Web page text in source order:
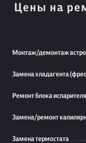
Цены на
Монтаж/демонтаж
Замена хладагента
Ремонт блока испарителя
Замена/ремонт
Замена термостата